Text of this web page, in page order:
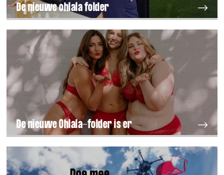
De nieuwe ohlala folder
De nieuwe Ohlala-folder is er